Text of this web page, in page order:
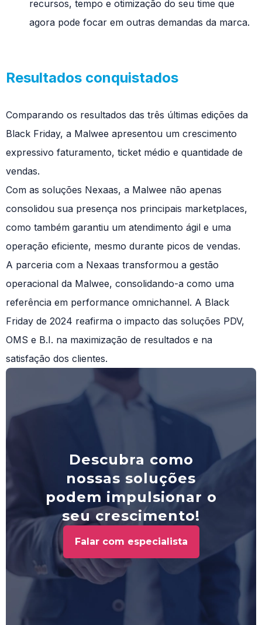
recursos, tempo e otimização do seu time que
agora pode focar em outras demandas da marca.
Resultados conquistados
Comparando os resultados das três últimas edições da
Black Friday, a Malwee apresentou um crescimento
expressivo faturamento, ticket médio e quantidade de
vendas.
Com as soluções Nexaas, a Malwee não apenas
consolidou sua presença nos principais marketplaces,
como também garantiu um atendimento ágil e uma
operação eficiente, mesmo durante picos de vendas.
A parceria com a Nexaas transformou a gestão
operacional da Malwee, consolidando-a como uma
referência em performance omnichannel. A Black
Friday de 2024 reafirma o impacto das soluções PDV,
OMS e B.I. na maximização de resultados e na
satisfação dos clientes.
Descubra como
nossas soluções
podem impulsionar o
seu crescimento!
Falar com especialista